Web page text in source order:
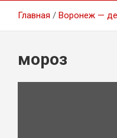
Главная Воронеж —
мороз